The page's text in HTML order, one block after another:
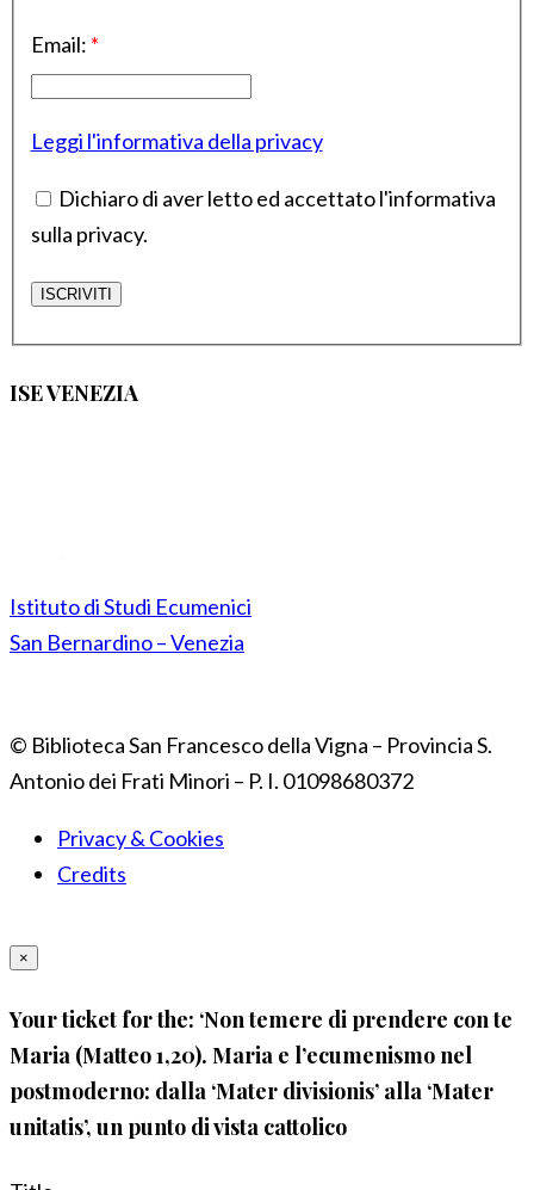
Email: *
Leggi l'informativa della privacy
Dichiaro di aver letto ed accettato l'informativa
sulla privacy.
ISE VENEZIA
Istituto di Studi Ecumenici
San Bernardino – Venezia
© Biblioteca San Francesco della Vigna – Provincia S.
Antonio dei Frati Minori – P. I. 01098680372
Privacy & Cookies
Credits
×
Your ticket for the: ‘Non temere di prendere con te
Maria (Matteo 1,20). Maria e l’ecumenismo nel
postmoderno: dalla ‘Mater divisionis’ alla ‘Mater
unitatis’, un punto di vista cattolico